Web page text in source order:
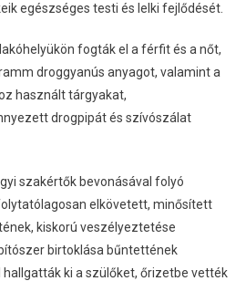
egészséges testi és lelki fejlődését.
fogták el a férfit és a nőt,
droggyanús anyagot, valamint a
használt tárgyakat,
drogpipát és szívószálat
szakértők bevonásával folyó
elkövetett, minősített
kiskorú veszélyeztetése
birtoklása bűntettének
ki a szülőket, őrizetbe vették